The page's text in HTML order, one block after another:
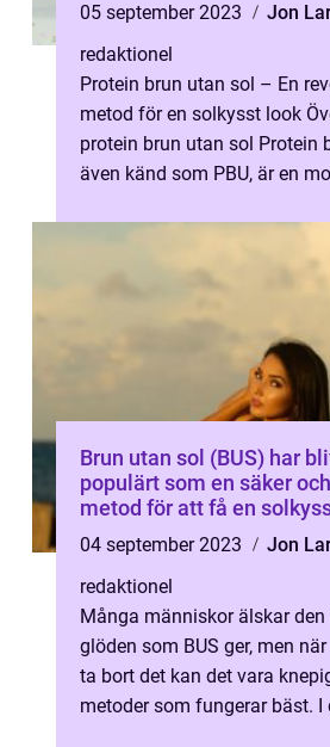
05 september 2023
Jon
redaktionel
Protein brun utan sol – En
metod för en solkysst look
protein brun utan sol Protein
även känd som PBU, är en
Brun utan sol (BUS) har
populärt som en säker
metod för att få en
utan att riskera skadlig
från solen eller solarium
04 september 2023
Jon
redaktionel
Många människor älskar
glöden som BUS ger, men
ta bort det kan det vara
metoder som fungerar bäst. I